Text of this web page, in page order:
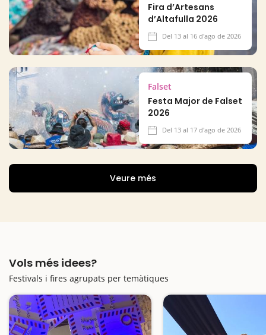
Fira d’Artesans
d’Altafulla 2026
Del 13 al 16 d'ago de 2026
Falset
Festa Major de Falset
2026
Del 13 al 17 d'ago de 2026
Veure més
Vols més idees?
Festivals i fires agrupats per temàtiques